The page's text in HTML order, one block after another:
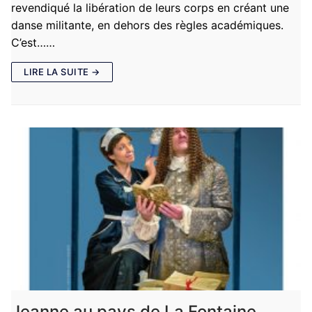
revendiqué la libération de leurs corps en créant une
danse militante, en dehors des règles académiques.
C’est……
LIRE LA SUITE →